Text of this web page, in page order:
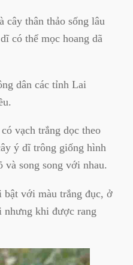
cây thân thảo sống lâu
có thể mọc hoang dã
dân các tỉnh Lai
vạch trắng dọc theo
ý dĩ trông giống hình
song song với nhau.
với màu trắng đục, ở
nhưng khi được rang